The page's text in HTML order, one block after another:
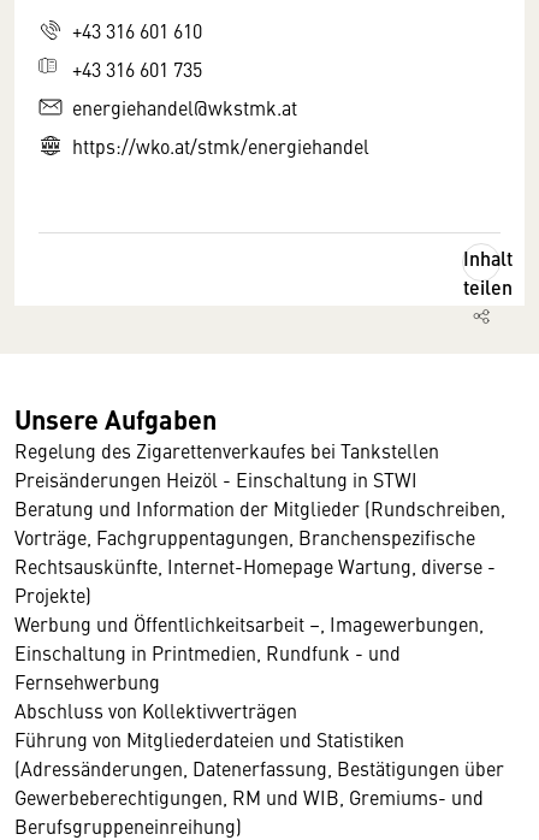
+43 316 601 610
+43 316 601 735
energiehandel@wkstmk.at
https://wko.at/stmk/energiehandel
Inhalt
teilen
Unsere Aufgaben
Regelung des Zigarettenverkaufes bei Tankstellen
Preisänderungen Heizöl - Einschaltung in STWI
Beratung und Information der Mitglieder (Rundschreiben,
Vorträge, Fachgruppentagungen, Branchenspezifische
Rechtsauskünfte, Internet-Homepage Wartung, diverse -
Projekte)
Werbung und Öffentlichkeitsarbeit –, Imagewerbungen,
Einschaltung in Printmedien, Rundfunk - und
Fernsehwerbung
Abschluss von Kollektivverträgen
Führung von Mitgliederdateien und Statistiken
(Adressänderungen, Datenerfassung, Bestätigungen über
Gewerbeberechtigungen, RM und WIB, Gremiums- und
Berufsgruppeneinreihung)